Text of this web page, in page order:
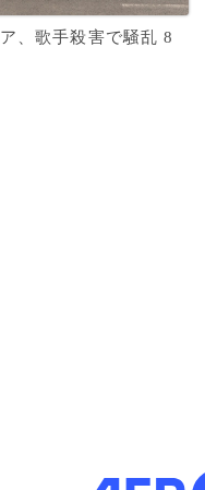
、歌手殺害で騒乱 8